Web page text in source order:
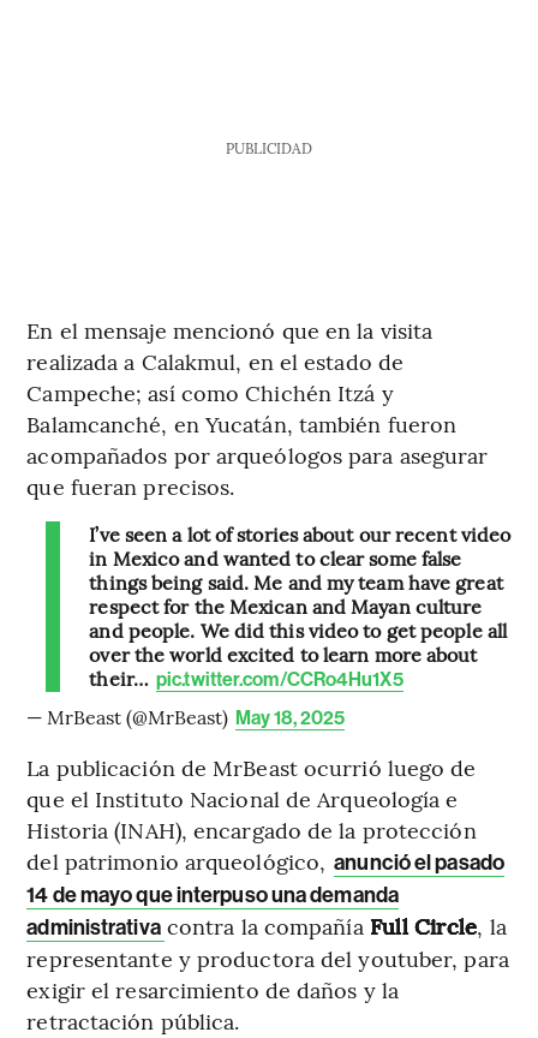
PUBLICIDAD
En el mensaje mencionó que en la visita
realizada a Calakmul, en el estado de
Campeche; así como Chichén Itzá y
Balamcanché, en Yucatán, también fueron
acompañados por arqueólogos para asegurar
que fueran precisos.
I’ve seen a lot of stories about our recent video
in Mexico and wanted to clear some false
things being said. Me and my team have great
respect for the Mexican and Mayan culture
and people. We did this video to get people all
over the world excited to learn more about
their… pic.twitter.com/CCRo4Hu1X5
— MrBeast (@MrBeast) May 18, 2025
La publicación de MrBeast ocurrió luego de
que el Instituto Nacional de Arqueología e
Historia (INAH), encargado de la protección
del patrimonio arqueológico, anunció el pasado
14 de mayo que interpuso una demanda
administrativa contra la compañía Full Circle, la
representante y productora del youtuber, para
exigir el resarcimiento de daños y la
retractación pública.